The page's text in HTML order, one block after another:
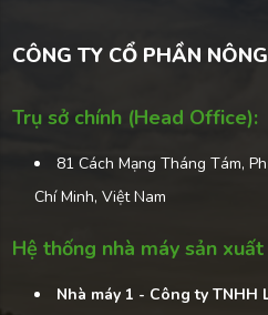
NGÀY HỘI
LẦN 5 2022
LÃM QUỐC
12
NÔNG LÂM
TRUNG THIÊN
CÔNG TY CỔ PHẦN
Trụ sở chính (Head Office):
81 Cách Mạng Tháng Tám,
Chí Minh, Việt Nam
Hệ thống nhà máy sản xuất
Nhà máy 1 - Công ty TNHH